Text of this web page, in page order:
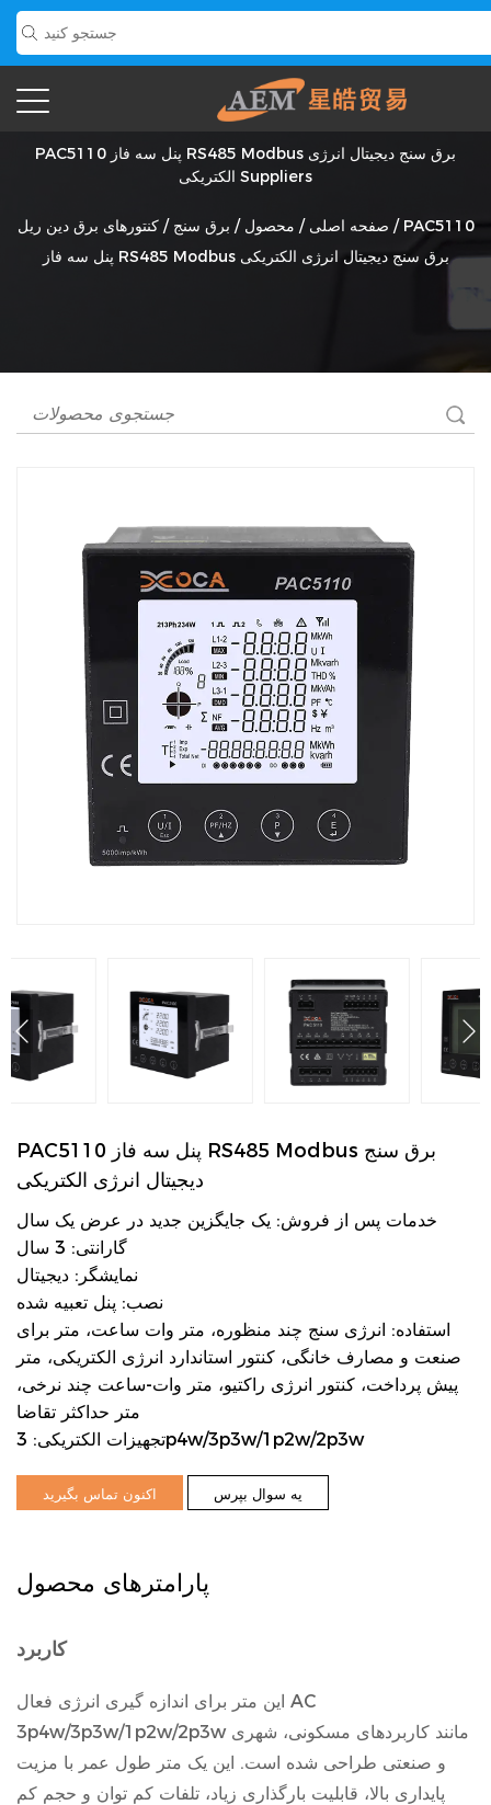
PAC5110 پنل سه فاز RS485 Modbus برق سنج دیجیتال انرژی
الکتریکی Suppliers
صفحه اصلی / محصول / برق سنج /کنتورهای برق دین ریل / PAC5110
پنل سه فاز RS485 Modbus برق سنج دیجیتال انرژی الکتریکی
PAC5110 پنل سه فاز RS485 Modbus برق سنج
دیجیتال انرژی الکتریکی
خدمات پس از فروش: یک جایگزین جدید در عرض یک سال
گارانتی: 3 سال
نمایشگر: دیجیتال
نصب: پنل تعبیه شده
استفاده: انرژی سنج چند منظوره، متر وات ساعت، متر برای
صنعت و مصارف خانگی، کنتور استاندارد انرژی الکتریکی، متر
پیش پرداخت، کنتور انرژی راکتیو، متر وات-ساعت چند نرخی،
متر حداکثر تقاضا
تجهیزات الکتریکی: 3p4w/3p3w/1p2w/2p3w
اکنون تماس بگیرید یه سوال بپرس
پارامترهای محصول
کاربرد
این متر برای اندازه گیری انرژی فعال AC
3p4w/3p3w/1p2w/2p3w مانند کاربردهای مسکونی، شهری
و صنعتی طراحی شده است. این یک متر طول عمر با مزیت
پایداری بالا، قابلیت بارگذاری زیاد، تلفات کم توان و حجم کم